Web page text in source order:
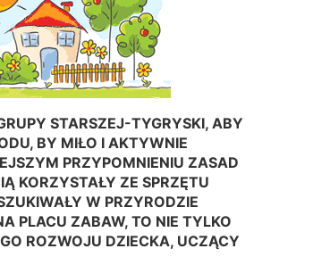
STARSZEJ-TYGRYSKI, ABY
BY MIŁO I AKTYWNIE
PRZYPOMNIENIU ZASAD
KORZYSTAŁY ZE SPRZĘTU
W PRZYRODZIE
PLACU ZABAW, TO NIE TYLKO
ROZWOJU DZIECKA, UCZĄCY